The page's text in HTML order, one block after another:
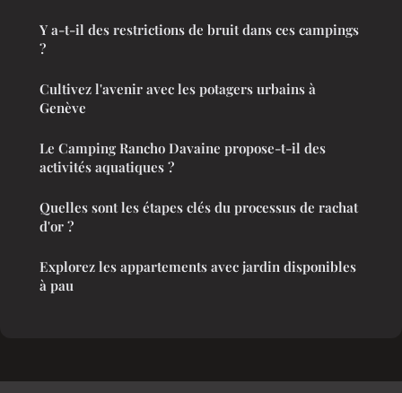
Y a-t-il des restrictions de bruit dans ces campings
?
Cultivez l'avenir avec les potagers urbains à
Genève
Le Camping Rancho Davaine propose-t-il des
activités aquatiques ?
Quelles sont les étapes clés du processus de rachat
d'or ?
Explorez les appartements avec jardin disponibles
à pau